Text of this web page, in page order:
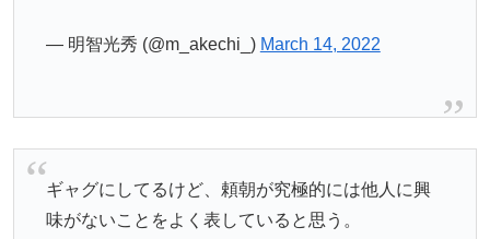
— 明智光秀 (@m_akechi_) March 14, 2022
ギャグにしてるけど、頼朝が究極的には他人に興
味がないことをよく表していると思う。